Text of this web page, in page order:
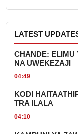
LATEST
CHANDE: ELIMU
NA UWEKEZAJI
04:49
KODI
TRA ILALA
04:10